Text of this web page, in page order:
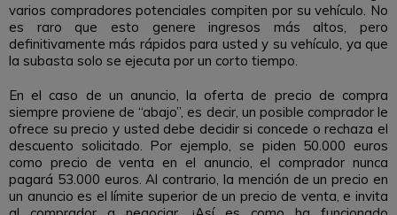
varios compradores potenciales compiten por su vehículo. No
es raro que esto genere ingresos más altos, pero
definitivamente más rápidos para usted y su vehículo, ya que
la subasta solo se ejecuta por un corto tiempo.
En el caso de un anuncio, la oferta de precio de compra
siempre proviene de “abajo”, es decir, un posible comprador le
ofrece su precio y usted debe decidir si concede o rechaza el
descuento solicitado. Por ejemplo, se piden 50.000 euros
como precio de venta en el anuncio, el comprador nunca
pagará 53.000 euros. Al contrario, la mención de un precio en
un anuncio es el límite superior de un precio de venta, e invita